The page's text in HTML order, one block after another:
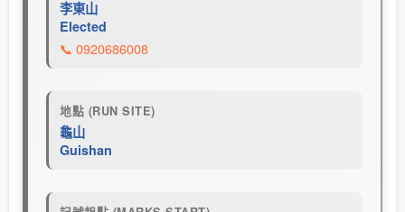
李東山
Elected
📞 0920686008
地點 (RUN SITE)
龜山
Guishan